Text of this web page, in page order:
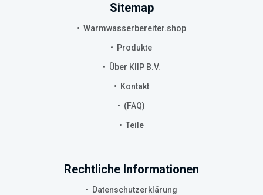
Sitemap
Warmwasserbereiter.shop
Produkte
Über KIIP B.V.
Kontakt
(FAQ)
Teile
Rechtliche Informationen
Datenschutzerklärung